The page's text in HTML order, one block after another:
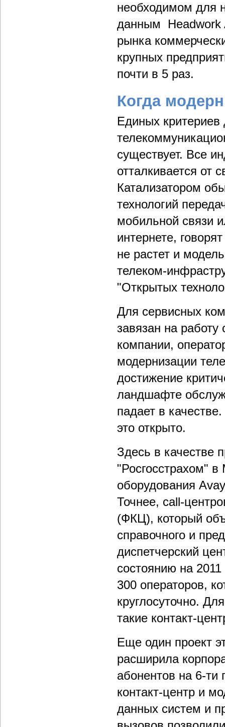
необходимом для
данным Headwork
рынка
крупных
почти в 5 раз.
Когда
Единых
существует. Все
отталкивается от
Катализатором
технологий
мобильной связи
интернете,
не растет и
телеком-
"Открытых
Для сервисных
завязан на работу
компании,
модернизации
достижение
ландшафте
падает в
это открыто.
Здесь в качестве
"Росгосстрахом" в
оборудования
Точнее, call-
(ФКЦ), который
справочного и
диспетчерский
состоянию на
300 операторов,
круглосуточно.
такие контакт-
Еще один проект
расширила
абонентов на 6-
контакт-центр и
данных систем и